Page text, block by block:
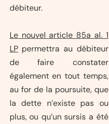
débiteur.
Le nouvel article 85a al. 1
LPpermettra au débiteur
de faire constater
également en tout temps,
au for de la poursuite, que
la dette n’existe pas ou
plus, ou qu’un sursis a été